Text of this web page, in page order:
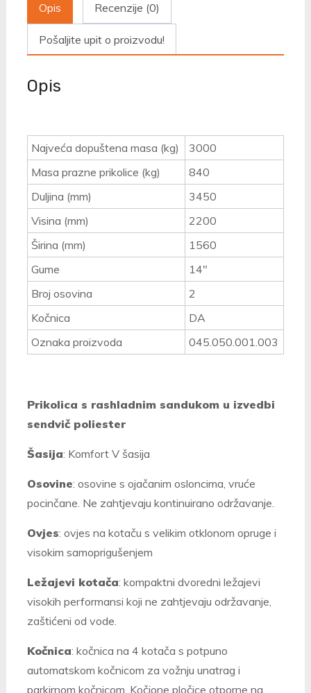
Opis Recenzije (0)
Pošaljite upit o proizvodu!
Opis
Najveća dopuštena masa (kg)
3000
Masa prazne prikolice (kg)
840
Duljina (mm)
3450
Visina (mm)
2200
Širina (mm)
1560
Gume
14"
Broj osovina
2
Kočnica
DA
Oznaka proizvoda
045.050.001.003
Prikolica s rashladnim sandukom u izvedbi
sendvič poliester
Šasija: Komfort V šasija
Osovine: osovine s ojačanim osloncima, vruće
pocinčane. Ne zahtjevaju kontinuirano održavanje.
Ovjes: ovjes na kotaču s velikim otklonom opruge i
visokim samoprigušenjem
Ležajevi kotača: kompaktni dvoredni ležajevi
visokih performansi koji ne zahtjevaju održavanje,
zaštićeni od vode.
Kočnica: kočnica na 4 kotača s potpuno
automatskom kočnicom za vožnju unatrag i
parkirnom kočnicom. Kočione pločice otporne na